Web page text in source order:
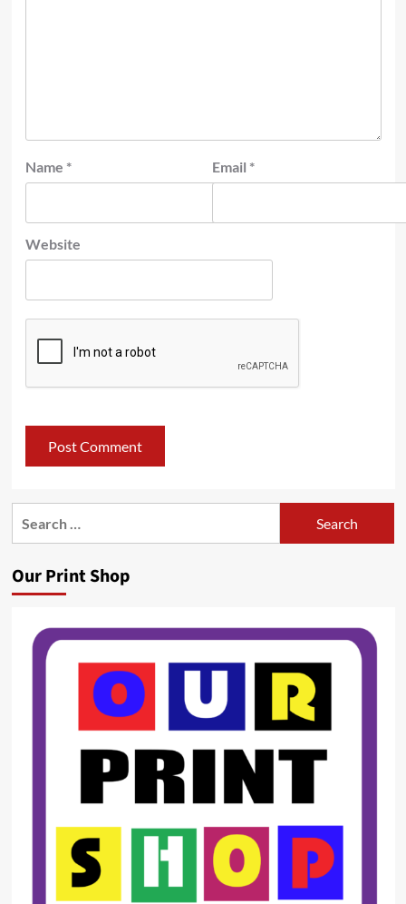
Name * Email *
Website
Our Print Shop